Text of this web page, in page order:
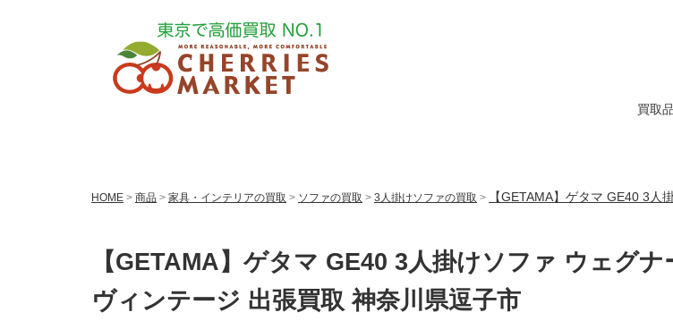
買取
HOME > 商品 > 家具・インテリアの買取 > ソファの買取 > 3人掛けソファの買取 > 【GETAMA】ゲタマ GE40 3
【GETAMA】ゲタマ GE40 3人掛けソファ ウェグナ
ヴィンテージ 出張買取 神奈川県逗子市